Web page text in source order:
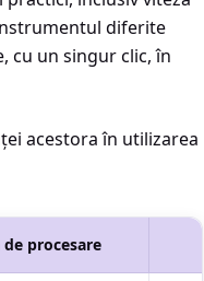
diferite
cu un singur clic, în
acestora în utilizarea
procesare